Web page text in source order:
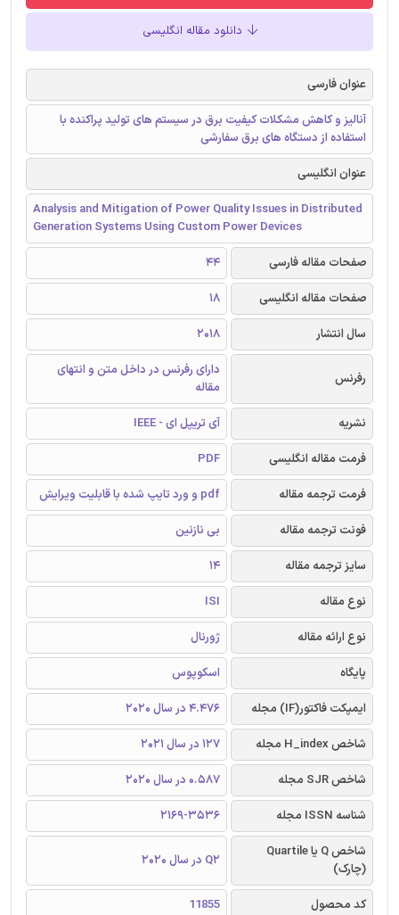
دانلود مقاله انگلیسی
عنوان فارسی
آنالیز و کاهش مشکلات کیفیت برق در سیستم های تولید پراکنده با
استفاده از دستگاه های برق سفارشی
عنوان انگلیسی
Analysis and Mitigation of Power Quality Issues in Distributed
Generation Systems Using Custom Power Devices
صفحات مقاله فارسی
44
صفحات مقاله انگلیسی
18
سال انتشار
2018
رفرنس
دارای رفرنس در داخل متن و انتهای
مقاله
نشریه
آی تریپل ای - IEEE
فرمت مقاله انگلیسی
PDF
فرمت ترجمه مقاله
pdf و ورد تایپ شده با قابلیت ویرایش
فونت ترجمه مقاله
بی نازنین
سایز ترجمه مقاله
14
نوع مقاله
ISI
نوع ارائه مقاله
ژورنال
پایگاه
اسکوپوس
ایمپکت فاکتور(IF) مجله
4.476 در سال 2020
شاخص H_index مجله
127 در سال 2021
شاخص SJR مجله
0.587 در سال 2020
شناسه ISSN مجله
2169-3536
شاخص Q یا Quartile
(چارک)
Q2 در سال 2020
کد محصول
11855